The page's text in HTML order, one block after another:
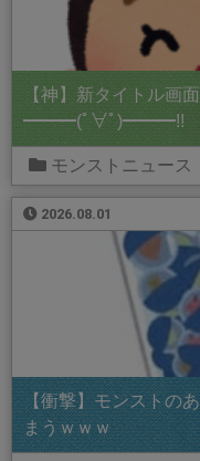
【神】新タイトル画
━━━(ﾟ∀ﾟ)━━━!!
モンストニュース
2026.08.01
【衝撃】モンストの
まうｗｗｗ